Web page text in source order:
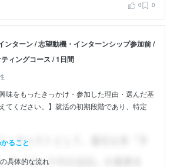
0 0
ンターン / 志望動機・インターンシップ参加前 /
ィングコース / 1日間
味をもったきっかけ・参加した理由・選んだ基
てください。】就活の初期段階であり、特定
ること
具体的な流れ